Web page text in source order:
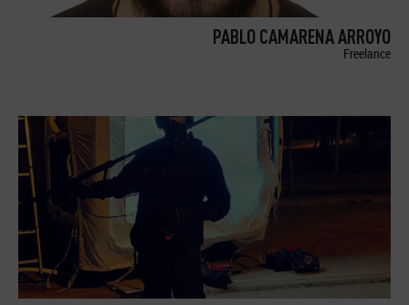
PABLO CAMARENA ARROYO
Freelance